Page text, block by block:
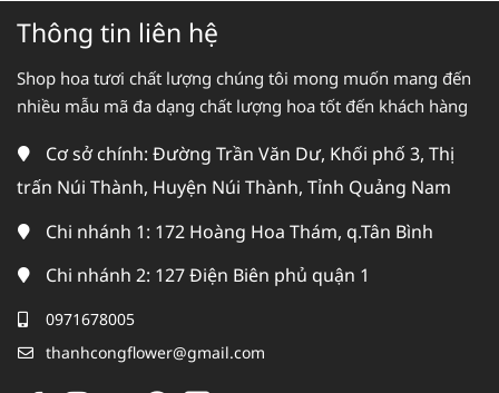
Thông tin liên hệ
Shop hoa tươi chất lượng chúng tôi mong muốn mang đến
nhiều mẫu mã đa dạng chất lượng hoa tốt đến khách hàng
Cơ sở chính: Đường Trần Văn Dư, Khối phố 3, Thị
trấn Núi Thành, Huyện Núi Thành, Tỉnh Quảng Nam
Chi nhánh 1: 172 Hoàng Hoa Thám, q.Tân Bình
Chi nhánh 2: 127 Điện Biên phủ quận 1
0971678005
thanhcongflower@gmail.com